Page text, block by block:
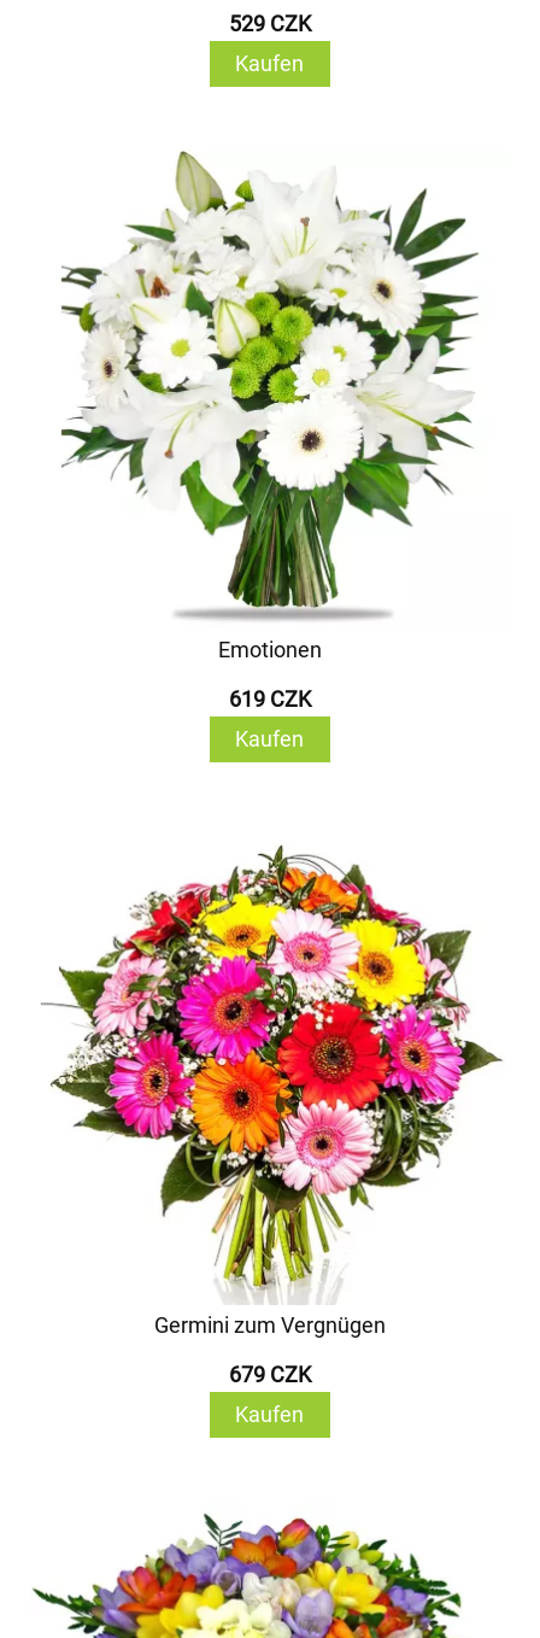
529 CZK
Kaufen
Emotionen
619 CZK
Kaufen
Germini zum Vergnügen
679 CZK
Kaufen